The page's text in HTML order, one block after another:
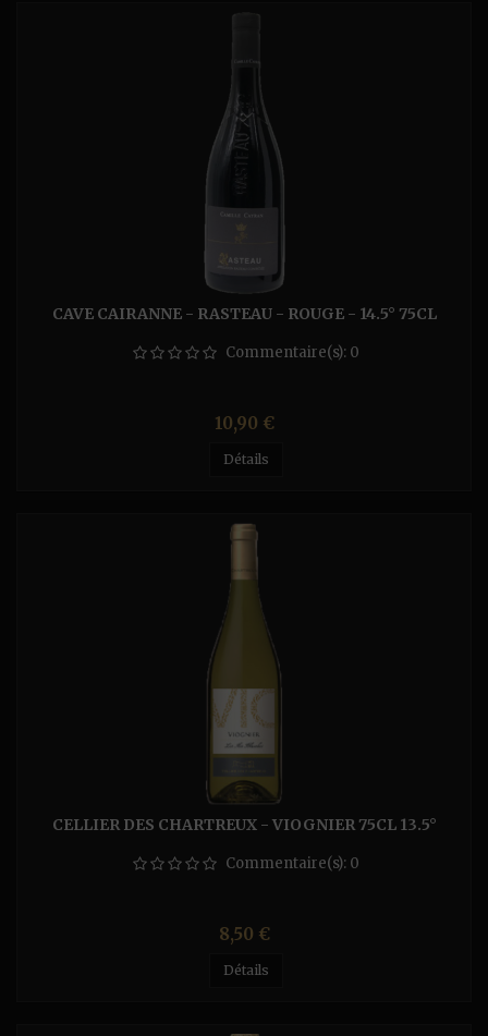
CAVE CAIRANNE - RASTEAU - ROUGE - 14.5° 75CL
Commentaire(s): 0
Prix
10,90 €
Détails
CELLIER DES CHARTREUX - VIOGNIER 75CL 13.5°
Commentaire(s): 0
Prix
8,50 €
Détails